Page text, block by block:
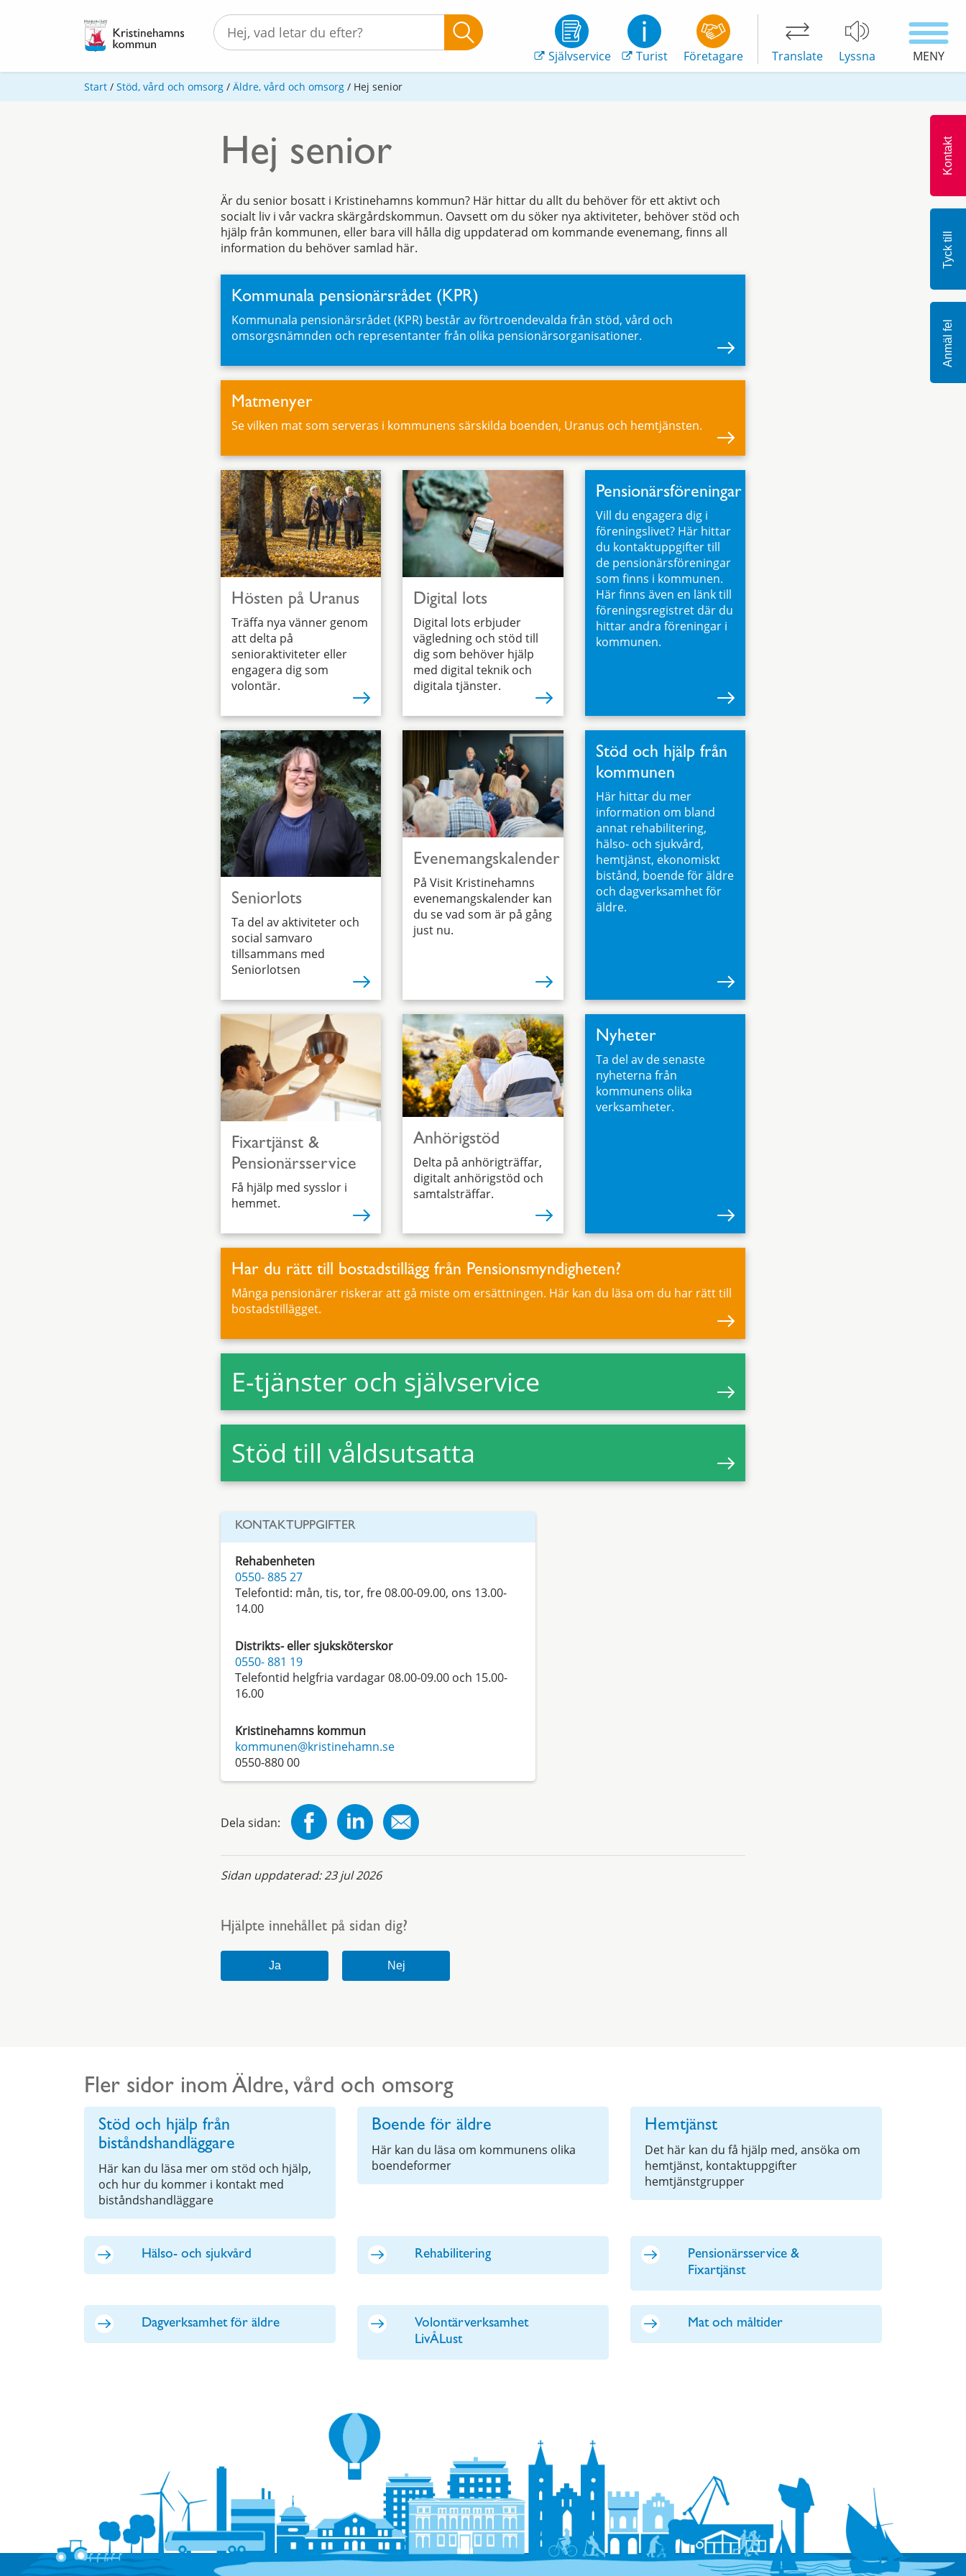
Självservice Turist Företagare Translate Lyssna MENY
Kontakt
Tyck till
Anmäl fel
Start / Stöd, vård och omsorg / Äldre, vård och omsorg / Hej senior
Hej senior
Är du senior bosatt i Kristinehamns kommun? Här hittar du allt du behöver för ett aktivt och
socialt liv i vår vackra skärgårdskommun. Oavsett om du söker nya aktiviteter, behöver stöd och
hjälp från kommunen, eller bara vill hålla dig uppdaterad om kommande evenemang, finns all
information du behöver samlad här.
Kommunala pensionärsrådet (KPR)
Kommunala pensionärsrådet (KPR) består av förtroendevalda från stöd, vård och
omsorgsnämnden och representanter från olika pensionärsorganisationer.
Matmenyer
Se vilken mat som serveras i kommunens särskilda boenden, Uranus och hemtjänsten.
Hösten på Uranus
Träffa nya vänner genom
att delta på
senioraktiviteter eller
engagera dig som
volontär.
Digital lots
Digital lots erbjuder
vägledning och stöd till
dig som behöver hjälp
med digital teknik och
digitala tjänster.
Pensionärsföreningar
Vill du engagera dig i
föreningslivet? Här hittar
du kontaktuppgifter till
de pensionärsföreningar
som finns i kommunen.
Här finns även en länk till
föreningsregistret där du
hittar andra föreningar i
kommunen.
Seniorlots
Ta del av aktiviteter och
social samvaro
tillsammans med
Seniorlotsen
Evenemangskalender
På Visit Kristinehamns
evenemangskalender kan
du se vad som är på gång
just nu.
Stöd och hjälp från
kommunen
Här hittar du mer
information om bland
annat rehabilitering,
hälso- och sjukvård,
hemtjänst, ekonomiskt
bistånd, boende för äldre
och dagverksamhet för
äldre.
Fixartjänst &
Pensionärsservice
Få hjälp med sysslor i
hemmet.
Anhörigstöd
Delta på anhörigträffar,
digitalt anhörigstöd och
samtalsträffar.
Nyheter
Ta del av de senaste
nyheterna från
kommunens olika
verksamheter.
Har du rätt till bostadstillägg från Pensionsmyndigheten?
Många pensionärer riskerar att gå miste om ersättningen. Här kan du läsa om du har rätt till
bostadstillägget.
E-tjänster och självservice
Stöd till våldsutsatta
KONTAKTUPPGIFTER
Rehabenheten
0550- 885 27
Telefontid: mån, tis, tor, fre 08.00-09.00, ons 13.00-
14.00
Distrikts- eller sjuksköterskor
0550- 881 19
Telefontid helgfria vardagar 08.00-09.00 och 15.00-
16.00
Kristinehamns kommun
kommunen@kristinehamn.se
0550-880 00
Dela sidan:
Sidan uppdaterad:23 jul 2026
Hjälpte innehållet på sidan dig?
Fler sidor inom Äldre, vård och omsorg
Stöd och hjälp från
biståndshandläggare
Här kan du läsa mer om stöd och hjälp,
och hur du kommer i kontakt med
biståndshandläggare
Boende för äldre
Här kan du läsa om kommunens olika
boendeformer
Hemtjänst
Det här kan du få hjälp med, ansöka om
hemtjänst, kontaktuppgifter
hemtjänstgrupper
Hälso- och sjukvård Rehabilitering
Pensionärsservice &
Fixartjänst
Dagverksamhet för äldre
Volontärverksamhet
LivÅLust
Mat och måltider